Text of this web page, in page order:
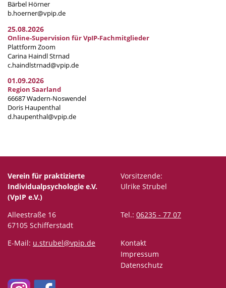
Bärbel Hörner
b.hoerner@vpip.de
25.08.2026
Online-Supervision für VpIP-Fachmitglieder
Plattform Zoom
Carina Haindl Strnad
c.haindlstrnad@vpip.de
01.09.2026
Region Saarland
66687 Wadern-Noswendel
Doris Haupenthal
d.haupenthal@vpip.de
Verein für praktizierte
Individualpsychologie e.V.
(VpIP e.V.)
Vorsitzende:
Ulrike Strubel
Alleestraße 16
67105 Schifferstadt
Tel.: 06235 - 77 07
E-Mail: u.strubel@vpip.de
Kontakt
Impressum
Datenschutz